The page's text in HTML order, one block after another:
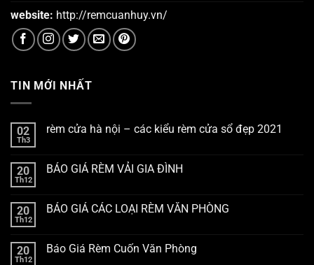
website: http://remcuanhuy.vn/
TIN MỚI NHẤT
02
Th3
rèm cửa hà nội – các kiểu rèm cửa sổ đẹp 2021
20
Th12
BÁO GIÁ RÈM VẢI GIA ĐÌNH
20
Th12
BÁO GIÁ CÁC LOẠI RÈM VĂN PHÒNG
20
Th12
Báo Giá Rèm Cuốn Văn Phòng